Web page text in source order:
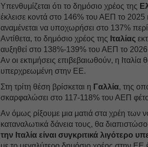
Υπενθυμίζεται ότι το δημόσιο χρέος της
έκλεισε κοντά στο 146% του ΑΕΠ το 2025
αναμένεται να υποχωρήσει στο 137%
Αντίθετα, το δημόσιο χρέος της Ιταλίας
αυξηθεί στο 138%-139% του ΑΕΠ το
Αν οι εκτιμήσεις επιβεβαιωθούν, η
υπερχρεωμένη στην ΕΕ.
Στη τρίτη θέση βρίσκεται η Γαλλία, της
σκαρφαλώσει στο 117-118% του ΑΕΠ
Αν όμως ρίξουμε μια ματιά στα χρέη των
καταναλωτικά δάνεια τους, θα
την Ιταλία είναι συγκριτικά λιγότερο